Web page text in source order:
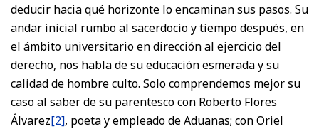
deducir hacia qué horizonte lo encaminan sus pasos. Su
andar inicial rumbo al sacerdocio y tiempo después, en
el ámbito universitario en dirección al ejercicio del
derecho, nos habla de su educación esmerada y su
calidad de hombre culto. Solo comprendemos mejor su
caso al saber de su parentesco con Roberto Flores
Álvarez[2], poeta y empleado de Aduanas; con Oriel